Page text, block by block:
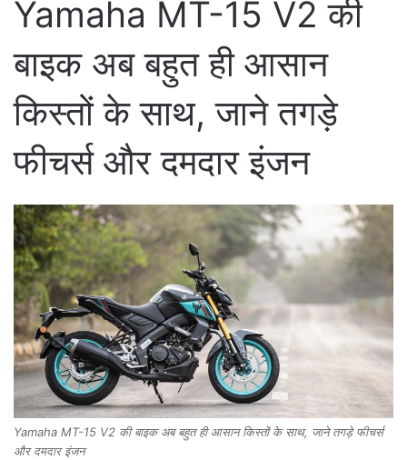
Yamaha MT-15 V2 की
बाइक अब बहुत ही आसान
किस्तों के साथ, जाने तगड़े
फीचर्स और दमदार इंजन
Yamaha MT-15 V2 की बाइक अब बहुत ही आसान किस्तों के साथ, जाने तगड़े फीचर्स
और दमदार इंजन